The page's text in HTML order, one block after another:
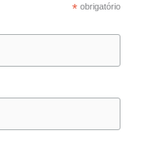
* obrigatório